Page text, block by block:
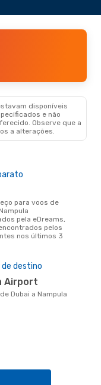
disponíveis
e não
Observe que a
a alterações.
pela eDreams,
pelos
nos últimos 3
destino
Airport
de Dubai a Nampula